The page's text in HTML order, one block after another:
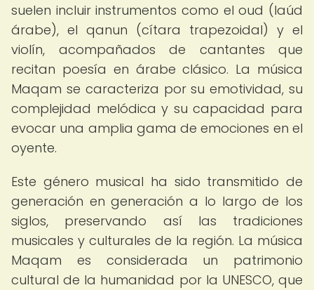
suelen incluir instrumentos como el oud (laúd
árabe), el qanun (cítara trapezoidal) y el
violín, acompañados de cantantes que
recitan poesía en árabe clásico. La música
Maqam se caracteriza por su emotividad, su
complejidad melódica y su capacidad para
evocar una amplia gama de emociones en el
oyente.
Este género musical ha sido transmitido de
generación en generación a lo largo de los
siglos, preservando así las tradiciones
musicales y culturales de la región. La música
Maqam es considerada un patrimonio
cultural de la humanidad por la UNESCO, que